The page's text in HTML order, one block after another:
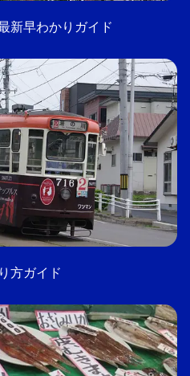
新早わかりガイド
方ガイド